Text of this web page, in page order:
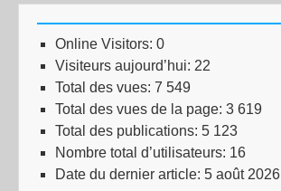
Online Visitors: 0
Visiteurs aujourd’hui: 22
Total des vues: 7 549
Total des vues de la page: 3 619
Total des publications: 5 123
Nombre total d’utilisateurs: 16
Date du dernier article: 5 août 2026